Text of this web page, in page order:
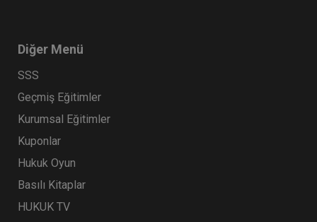
Diğer Menü
SSS
Geçmiş Eğitimler
Kurumsal Eğitimler
Kuponlar
Hukuk Oyun
Basılı Kitaplar
HUKUK TV